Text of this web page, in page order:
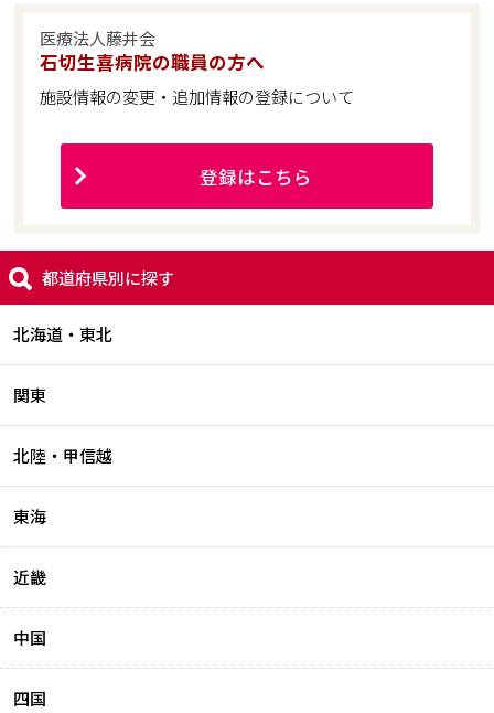
医療法人藤井会
石切生喜病院の職員の方へ
施設情報の変更・追加情報の登録について
登録はこちら
都道府県別に探す
北海道・東北
関東
北陸・甲信越
東海
近畿
中国
四国